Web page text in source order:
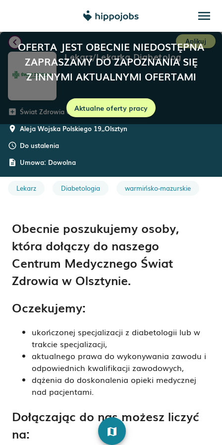
menu
OFERTA JEST OBECNIE NIEDOSTĘPNA
ZAPRASZAMY DO ZAPOZNANIA SIĘ
Z INNYMI AKTUALNYMI OFERTAMI
Aktualne oferty pracy
chevron_left Aplikuj
Lekarz/Lekarka Diabetolog
add_box Świat Zdrowia Operator Medyczny
room Aleja Wojska Polskiego 19,,Olsztyn
schedule Do ustalenia
description Umowa: Dowolna
Lekarz Diabetologia warmińsko-mazurskie
Obecnie poszukujemy osoby,
która dołączy do naszego
Centrum Medycznego Świat
Zdrowia w Olsztynie.
Oczekujemy:
ukończonej specjalizacji z diabetologii lub w
trakcie specjalizacji,
aktualnego prawa do wykonywania zawodu i
odpowiednich kwalifikacji zawodowych,
dążenia do doskonalenia opieki medycznej
nad pacjentami.
Dołączając do nas możesz liczyć
na:
map